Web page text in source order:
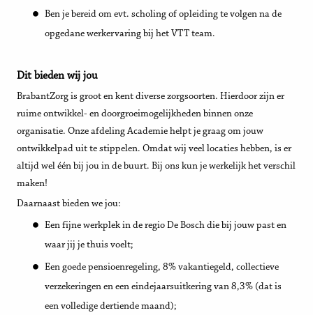
Ben je bereid om evt. scholing of opleiding te volgen na de
opgedane werkervaring bij het VTT team.
Dit bieden wij jou
BrabantZorg is groot en kent diverse zorgsoorten. Hierdoor zijn er
ruime ontwikkel- en doorgroeimogelijkheden binnen onze
organisatie. Onze afdeling Academie helpt je graag om jouw
ontwikkelpad uit te stippelen. Omdat wij veel locaties hebben, is er
altijd wel één bij jou in de buurt. Bij ons kun je werkelijk het verschil
maken!
Daarnaast bieden we jou:
Een fijne werkplek in de regio De Bosch die bij jouw past en
waar jij je thuis voelt;
Een goede pensioenregeling, 8% vakantiegeld, collectieve
verzekeringen en een eindejaarsuitkering van 8,3% (dat is
een volledige dertiende maand);